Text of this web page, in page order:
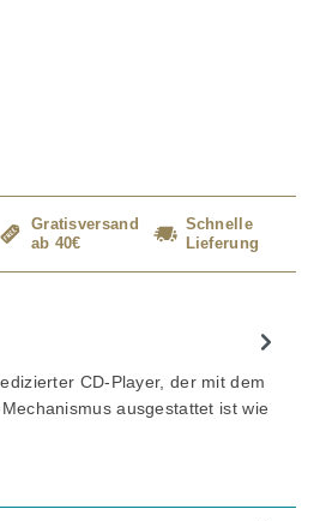
Gratisversand
ab 40€
Schnelle
Lieferung
CD-Player, der mit dem
ausgestattet ist wie